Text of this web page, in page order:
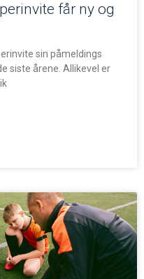
får ny og
sin påmeldings
siste årene. Allikevel er